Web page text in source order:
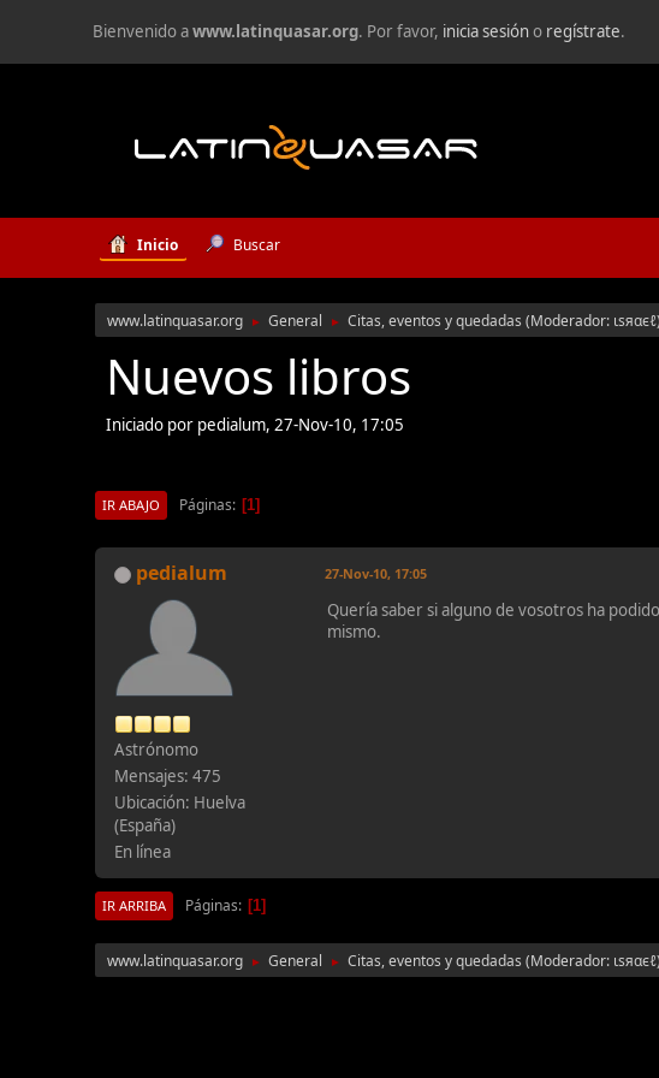
Bienvenido awww.latinquasar.org. Por favor, inicia sesióno regístrate.
Inicio Buscar
www.latinquasar.org ► General ► Citas, eventos y quedadas (Moderador: ιѕяαєℓ)
Nuevos libros
Iniciado por pedialum, 27-Nov-10, 17:05
IR ABAJO Páginas 1
pedialum
Astrónomo
Mensajes: 475
Ubicación: Huelva
(España)
En línea
27-Nov-10, 17:05
Quería saber si alguno de vosotros ha
mismo.
IR ARRIBA Páginas 1
www.latinquasar.org ► General ► Citas, eventos y quedadas (Moderador: ιѕяαєℓ)